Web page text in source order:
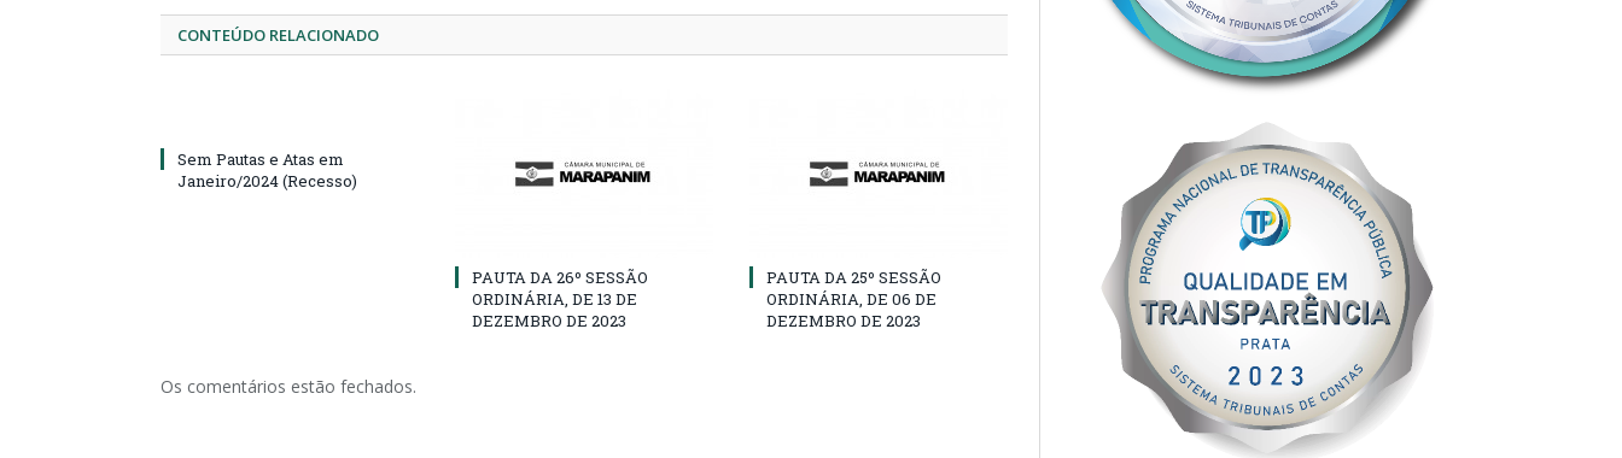
CONTEÚDO RELACIONADO
Sem Pautas e Atas em
Janeiro/2024 (Recesso)
PAUTA DA 26º SESSÃO
ORDINÁRIA, DE 13 DE
DEZEMBRO DE 2023
PAUTA DA 25º SESSÃO
ORDINÁRIA, DE 06 DE
DEZEMBRO DE 2023
Os comentários estão fechados.